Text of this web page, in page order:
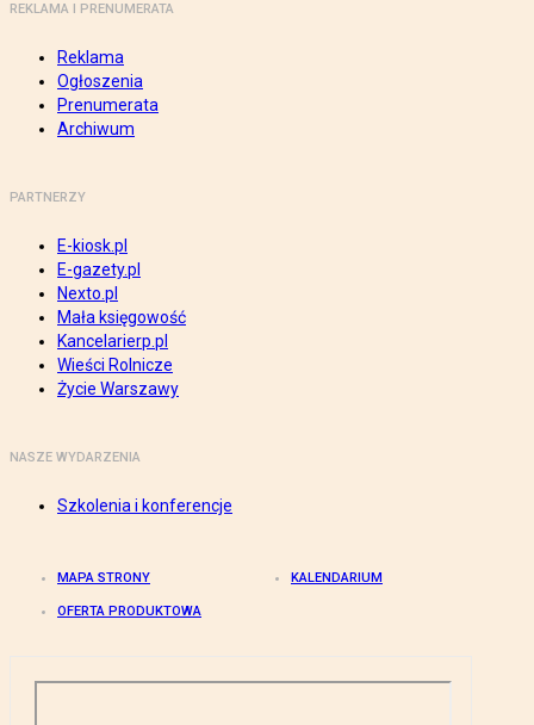
REKLAMA I PRENUMERATA
Reklama
Ogłoszenia
Prenumerata
Archiwum
PARTNERZY
E-kiosk.pl
E-gazety.pl
Nexto.pl
Mała księgowość
Kancelarierp.pl
Wieści Rolnicze
Życie Warszawy
NASZE WYDARZENIA
Szkolenia i konferencje
MAPA STRONY KALENDARIUM
OFERTA PRODUKTOWA